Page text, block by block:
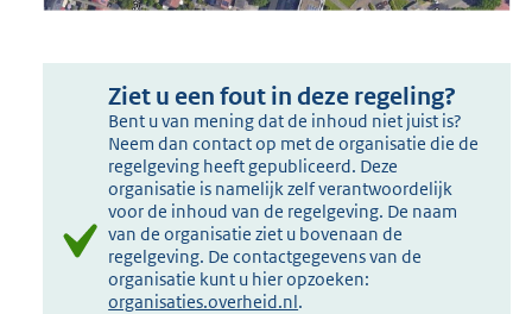
Ziet u een fout in deze regeling?
Bent u van mening dat de inhoud niet juist is?
Neem dan contact op met de organisatie die de
regelgeving heeft gepubliceerd. Deze
organisatie is namelijk zelf verantwoordelijk
voor de inhoud van de regelgeving. De naam
van de organisatie ziet u bovenaan de
regelgeving. De contactgegevens van de
organisatie kunt u hier opzoeken:
organisaties.overheid.nl.